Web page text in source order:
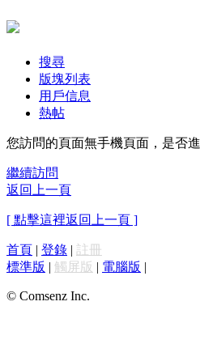
搜尋
版塊列表
用戶信息
熱帖
您訪問的頁面無手機頁面，是否
繼續訪問
返回上一頁
[ 點擊這裡返回上一頁 ]
首頁 | 登錄 | 註冊
標準版 | 觸屏版 | 電腦版 |
© Comsenz Inc.